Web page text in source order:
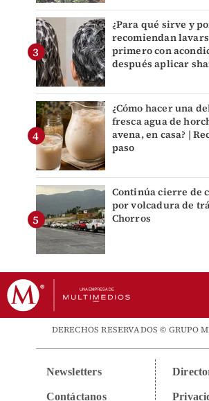
¿Para qué sirve y
recomiendan
primero con
después aplicar
¿Cómo hacer una
fresca agua de
avena, en casa? |
paso
Continúa cierre de
por volcadura de
Chorros
DERECHOS RESERVADOS © GRUPO
Newsletters
Contáctanos